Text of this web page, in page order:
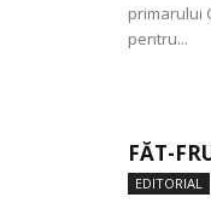
primarului
pentru...
FĂT-
EDITORIAL